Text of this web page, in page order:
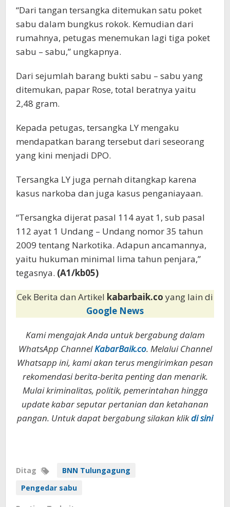
“Dari tangan tersangka ditemukan satu poket
sabu dalam bungkus rokok. Kemudian dari
rumahnya, petugas menemukan lagi tiga poket
sabu – sabu,” ungkapnya.
Dari sejumlah barang bukti sabu – sabu yang
ditemukan, papar Rose, total beratnya yaitu
2,48 gram.
Kepada petugas, tersangka LY mengaku
mendapatkan barang tersebut dari seseorang
yang kini menjadi DPO.
Tersangka LY juga pernah ditangkap karena
kasus narkoba dan juga kasus penganiayaan.
“Tersangka dijerat pasal 114 ayat 1, sub pasal
112 ayat 1 Undang – Undang nomor 35 tahun
2009 tentang Narkotika. Adapun ancamannya,
yaitu hukuman minimal lima tahun penjara,”
tegasnya. (A1/kb05)
Cek Berita dan Artikel kabarbaik.co yang lain di
Google News
Kami mengajak Anda untuk bergabung dalam
WhatsApp ChannelKabarBaik.co. Melalui Channel
Whatsapp ini, kami akan terus mengirimkan pesan
rekomendasi berita-berita penting dan menarik.
Mulai kriminalitas, politik, pemerintahan hingga
update kabar seputar pertanian dan ketahanan
pangan. Untuk dapat bergabung silakan klikdi sini
Ditag
BNN Tulungagung
Pengedar sabu